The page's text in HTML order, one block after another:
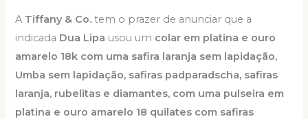
A Tiffany & Co. tem o prazer de anunciar que a
indicada Dua Lipa usou um colar em platina e ouro
amarelo 18k com uma safira laranja sem lapidação,
Umba sem lapidação, safiras padparadscha, safiras
laranja, rubelitas e diamantes, com uma pulseira em
platina e ouro amarelo 18 quilates com safiras